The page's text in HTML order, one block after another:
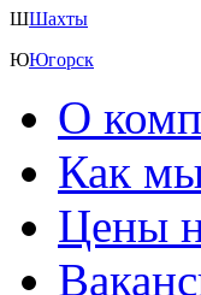
ШШахты
ЮЮгорск
О
Как
Цены